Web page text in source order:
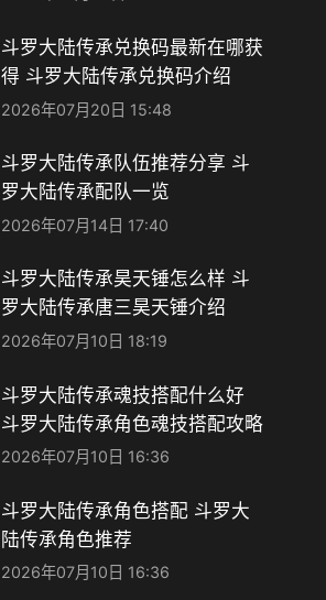
斗罗大陆传承兑换码最新在哪获
得 斗罗大陆传承兑换码介绍
2026年07月20日 15:48
斗罗大陆传承队伍推荐分享 斗
罗大陆传承配队一览
2026年07月14日 17:40
斗罗大陆传承昊天锤怎么样 斗
罗大陆传承唐三昊天锤介绍
2026年07月10日 18:19
斗罗大陆传承魂技搭配什么好
斗罗大陆传承角色魂技搭配攻略
2026年07月10日 16:36
斗罗大陆传承角色搭配 斗罗大
陆传承角色推荐
2026年07月10日 16:36